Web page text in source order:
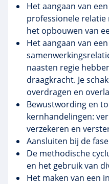
Het aangaan van
professionele
het opbouwen van
Het aangaan van
naasten regie
draagkracht. Je
overdragen en
Bewustwording en
kernhandelingen:
verzekeren en
Aansluiten bij de
De methodische
en het gebruik van
Het maken van een